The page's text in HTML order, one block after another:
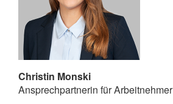
Christin Monski
Ansprechpartnerin für Arbeitnehmer